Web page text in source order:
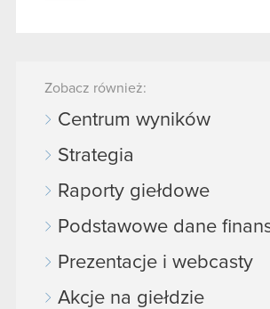
Zobacz również:
Centrum wyników
Strategia
Raporty giełdowe
Podstawowe dane
Prezentacje i webcasty
Akcje na giełdzie